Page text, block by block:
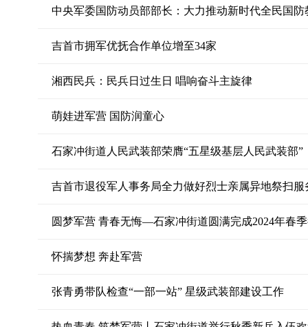
中央军委国防动员部部长：大力推动新时代全民国防
吉首市拥军优抚合作单位增至34家
湘西民兵：民兵日过生日 唱响奋斗主旋律
萌娃进军营 国防润童心
石家冲街道人民武装部荣膺“五星级基层人民武装部”
吉首市退役军人事务局全力做好烈士亲属异地祭扫服
圆梦军营 青春无悔—石家冲街道圆满完成2024年春
怀揣梦想 奔赴军营
张青勇带队检查“一部一站” 星级武装部建设工作